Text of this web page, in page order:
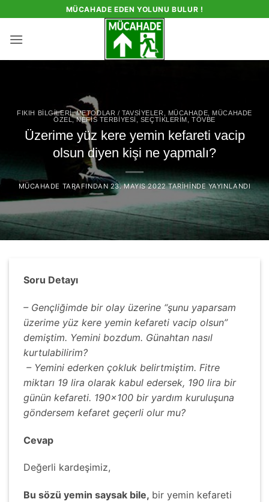
atla
MÜCAHADE EDEN YOLUNU BULUR !
FIKIH BILGILERI,METODLAR / TAVSIYELER MÜCAHADE
MÜCAHADE
ÖZEL,NEFIS TERBIYESI SEÇTIKLERIM ,TÖVBE
Üzerime yüz kere yemin kefareti vacip
olsun diyen kişi ne yapmalı?
MÜCAHADE TARAFINDAN 23. MAYIS 2022TARIHINDE YAYINLANDI
Soru Detayı
– Gençliğimde bir olay üzerine “şunu yaparsam
üzerime yüz kere yemin kefareti vacip olsun”
demiştim. Yemini bozdum. Günahtan nasıl
kurtulabilirim?
– Yemini ederken çokluk belirtmiştim. Fitre
miktarı 19 lira olarak kabul edersek, 190 lira bir
günün kefareti. 190×100 bir yardım kuruluşuna
göndersem kefaret geçerli olur mu?
Cevap
Değerli kardeşimiz,
Bu sözü yemin saysak bile, bir yemin kefareti